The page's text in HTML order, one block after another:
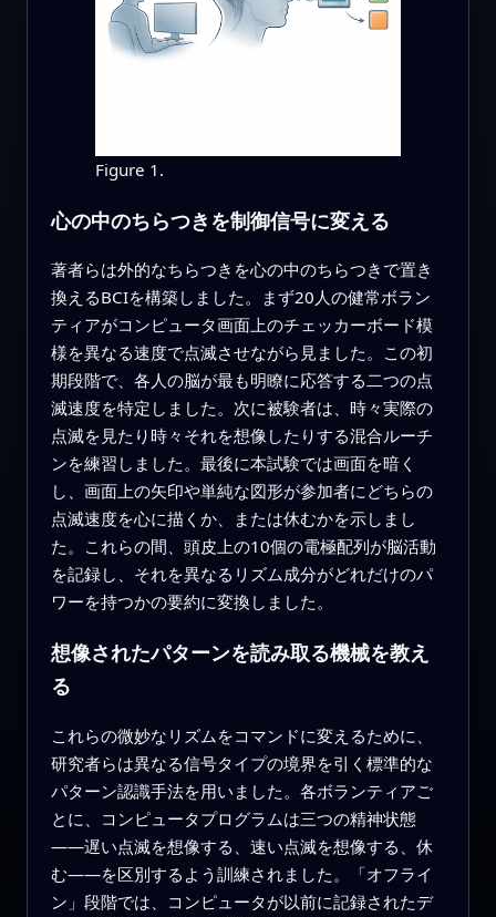
Figure 1.
心の中のちらつきを制御信号に変える
著者らは外的なちらつきを心の中のちらつきで置き
換えるBCIを構築しました。まず20人の健常ボラン
ティアがコンピュータ画面上のチェッカーボード模
様を異なる速度で点滅させながら見ました。この初
期段階で、各人の脳が最も明瞭に応答する二つの点
滅速度を特定しました。次に被験者は、時々実際の
点滅を見たり時々それを想像したりする混合ルーチ
ンを練習しました。最後に本試験では画面を暗く
し、画面上の矢印や単純な図形が参加者にどちらの
点滅速度を心に描くか、または休むかを示しまし
た。これらの間、頭皮上の10個の電極配列が脳活動
を記録し、それを異なるリズム成分がどれだけのパ
ワーを持つかの要約に変換しました。
想像されたパターンを読み取る機械を教え
る
これらの微妙なリズムをコマンドに変えるために、
研究者らは異なる信号タイプの境界を引く標準的な
パターン認識手法を用いました。各ボランティアご
とに、コンピュータプログラムは三つの精神状態
――遅い点滅を想像する、速い点滅を想像する、休
む――を区別するよう訓練されました。「オフライ
ン」段階では、コンピュータが以前に記録されたデ